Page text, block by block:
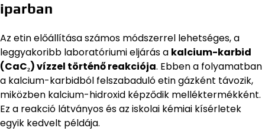
iparban
Az etin előállítása számos módszerrel lehetséges, a
leggyakoribb laboratóriumi eljárás a kalcium-karbid
(CaC₂) vízzel történő reakciója. Ebben a folyamatban
a kalcium-karbidból felszabaduló etin gázként távozik,
miközben kalcium-hidroxid képződik melléktermékként.
Ez a reakció látványos és az iskolai kémiai kísérletek
egyik kedvelt példája.